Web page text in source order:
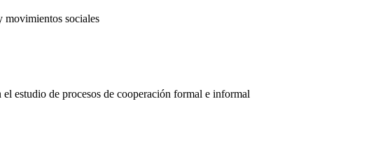
movimientos sociales
estudio de procesos de cooperación formal e informal